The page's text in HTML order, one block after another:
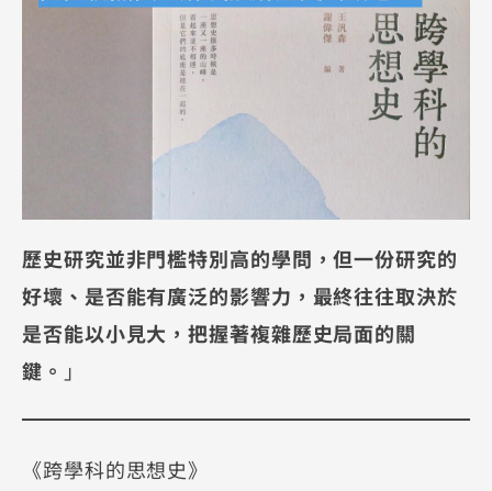
歷史研究並非門檻特別高的學問，但一份研究的
好壞、是否能有廣泛的影響力，最終往往取決於
是否能以小見大，把握著複雜歷史局面的關
鍵。 」
《跨學科的思想史》